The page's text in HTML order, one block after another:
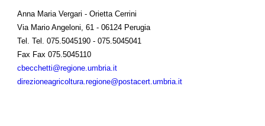
Anna Maria Vergari - Orietta Cerrini
Via Mario Angeloni, 61 - 06124 Perugia
Tel.
Tel. 075.5045190 - 075.5045041
Fax Fax 075.5045110
cbecchetti@regione.umbria.it
direzioneagricoltura.regione@postacert.umbria.it